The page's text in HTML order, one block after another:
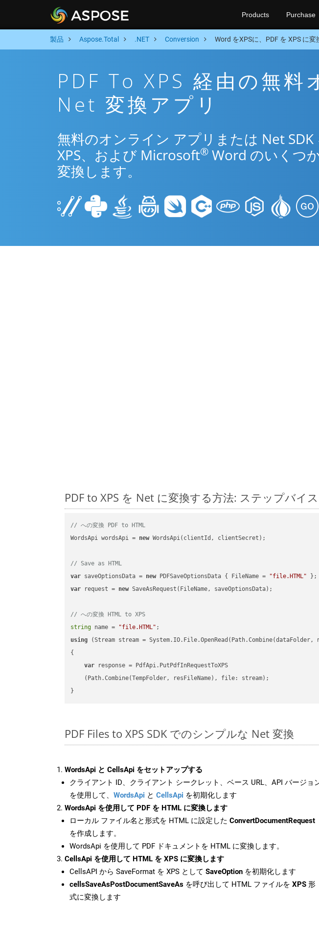
Products Purchase
製品 Aspose.Total .NET Conversion Word をXPSに、PDF を XPS に
PDF To XPS 経由の無料
Net 変換アプリ
無料のオンライン アプリまたは Net SDK
XPS、および Microsoft® Word のいくつ
変換します。
PDF to XPS を Net に変換する方法: ステップバイ
// への変換 PDF to HTML
WordsApi wordsApi = new WordsApi(clientId, clientSecret);
// Save as HTML
var saveOptionsData = new PDFSaveOptionsData { FileName = "file.HTML"
var request = new SaveAsRequest(FileName, saveOptionsData);
// への変換 HTML to XPS
string name = "file.HTML"
using (Stream stream = System.IO.File.OpenRead(Path.Combine(dataFolder,
{
var response = PdfApi.PutPdfInRequestToXPS
    (Path.Combine(TempFolder, resFileName), file: stream);
PDF Files to XPS SDK でのシンプルな Net 変換
WordsApi と CellsApi をセットアップする
クライアント ID、クライアント シークレット、ベース URL、API バージョ
を使用して、 WordsApi と CellsApi を初期化します
WordsApi を使用して PDF を HTML に変換します
ローカル ファイル名と形式を HTML に設定した ConvertDocumentRequest
を作成します。
WordsApi を使用して PDF ドキュメントを HTML に変換します。
CellsApi を使用して HTML を XPS に変換します
CellsAPI から SaveFormat を XPS として SaveOption を初期化します
cellsSaveAsPostDocumentSaveAs を呼び出して HTML ファイルを XPS 形
式に変換します